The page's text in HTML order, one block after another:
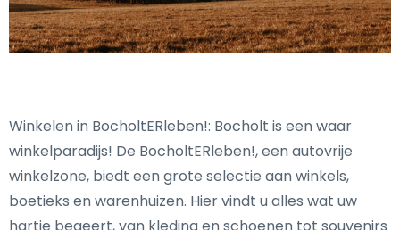
Winkelen in BocholtERleben!: Bocholt is een waar
winkelparadijs! De BocholtERleben!, een autovrije
winkelzone, biedt een grote selectie aan winkels,
boetieks en warenhuizen. Hier vindt u alles wat uw